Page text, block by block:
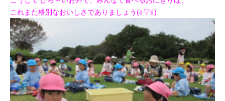
これまた格別なおいしさでありましょう(≧▽≦)